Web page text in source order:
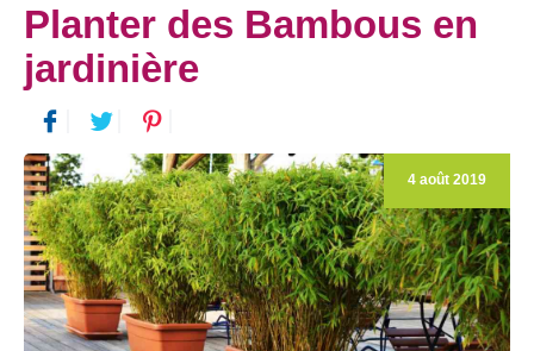
Planter des Bambous en
jardinière
4 août 2019